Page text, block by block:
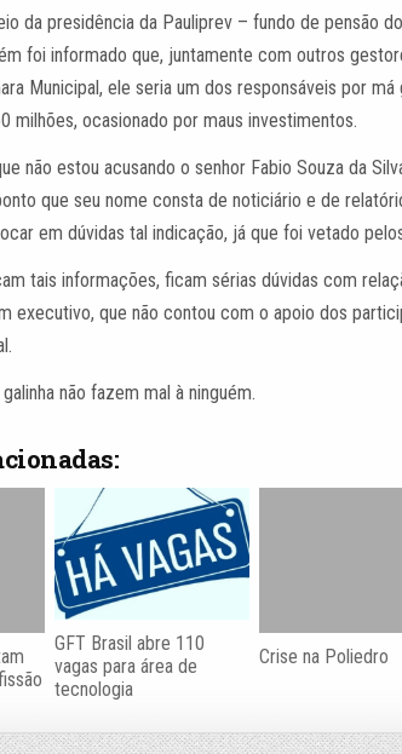
da presidência da Pauliprev – fundo de pensão
foi informado que, juntamente com outros
Municipal, ele seria um dos responsáveis por
milhões, ocasionado por maus investimentos.
não estou acusando o senhor Fabio Souza da
que seu nome consta de noticiário e de
em dúvidas tal indicação, já que foi vetado
tais informações, ficam sérias dúvidas com
executivo, que não contou com o apoio dos
não fazem mal à ninguém.
GFT Brasil abre 110
vagas para área de
tecnologia
Crise na Poliedro